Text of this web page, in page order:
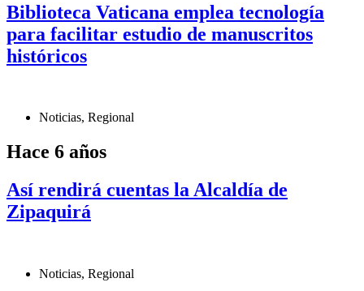
Biblioteca Vaticana emplea tecnología
para facilitar estudio de manuscritos
históricos
Noticias, Regional
Hace 6 años
Así rendirá cuentas la Alcaldía de
Zipaquirá
Noticias, Regional